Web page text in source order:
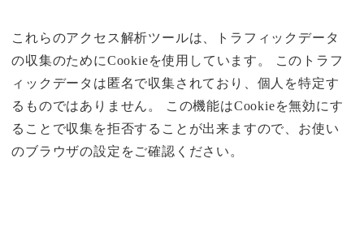
これらのアクセス解析ツールは、トラフィックデータ
の収集のためにCookieを使用しています。 このトラフ
ィックデータは匿名で収集されており、個人を特定す
るものではありません。 この機能はCookieを無効にす
ることで収集を拒否することが出来ますので、お使い
のブラウザの設定をご確認ください。